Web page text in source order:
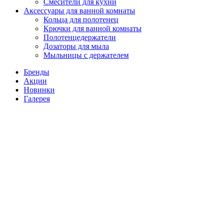
Аксессуары для ванной комнаты
Кольца для полотенец
Крючки для ванной комнаты
Полотенцедержатели
Дозаторы для мыла
Мыльницы с держателем
Бренды
Акции
Новинки
Галерея